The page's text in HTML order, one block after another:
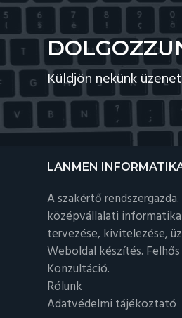
Küldjön nekünk
Footer
LANMEN
A szakértő rendszergazda.
középvállalati
tervezése, kivitelezése,
Weboldal készítés.
Konzultáció.
Rólunk
Adatvédelmi tájékoztató